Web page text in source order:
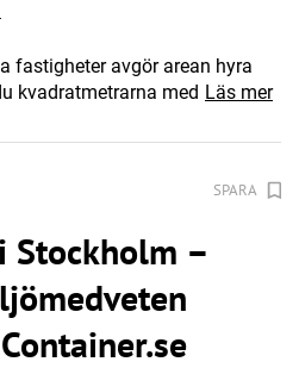
fastigheter avgör arean hyra
kvadratmetrarna med Läs mer
SPARA
Stockholm –